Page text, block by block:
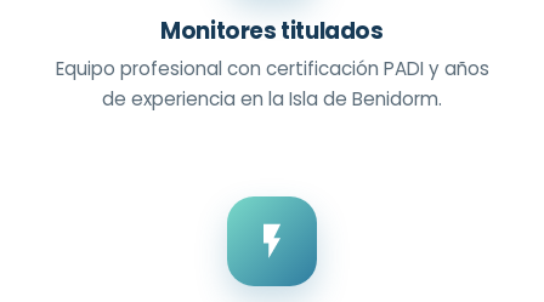
Monitores titulados
Equipo profesional con certificación PADI y años
de experiencia en la Isla de Benidorm.